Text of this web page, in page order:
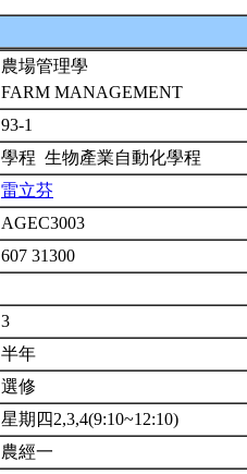
農場管理學
FARM MANAGEMENT
93-1
學程 生物產業自動化學程
雷立芬
AGEC3003
607 31300
3
半年
選修
星期四2,3,4(9:10~12:10)
農經一